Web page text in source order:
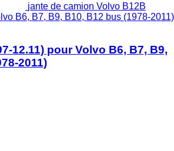
jante de camion Volvo B12B
B6, B7, B9, B10, B12 bus (1978-2011)
12.11) pour Volvo B6, B7, B9,
2011)